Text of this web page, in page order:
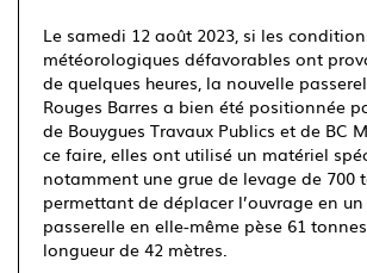
Le samedi 12 août 2023, si les
météorologiques défavorables ont
de quelques heures, la nouvelle
Rouges Barres a bien été positionnée
de Bouygues Travaux Publics et de BC
ce faire, elles ont utilisé un matériel
notamment une grue de levage de 700
permettant de déplacer l’ouvrage en
passerelle en elle-même pèse 61
longueur de 42 mètres.